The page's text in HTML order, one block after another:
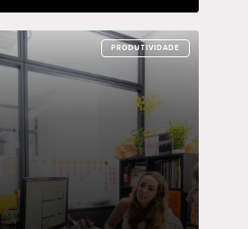
PRODUTIVIDADE
PRODUTIVIDADE